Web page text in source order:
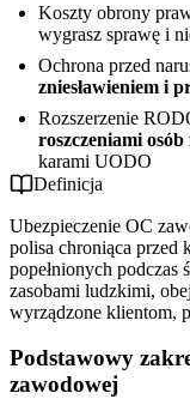
Koszty obrony
wygrasz sprawę i
Ochrona przed
zniesławieniem i
Rozszerzenie
roszczeniami
karami UODO
Definicja
Ubezpieczenie OC
polisa chroniąca przed
popełnionych podczas
zasobami ludzkimi,
wyrządzone klientom,
Podstawowy
zawodowej